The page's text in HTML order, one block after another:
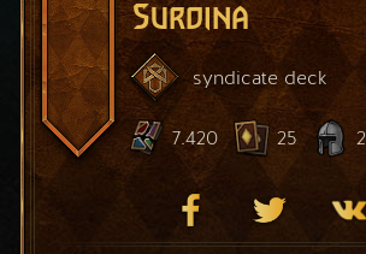
Surdina
syndicate deck
7.420 25